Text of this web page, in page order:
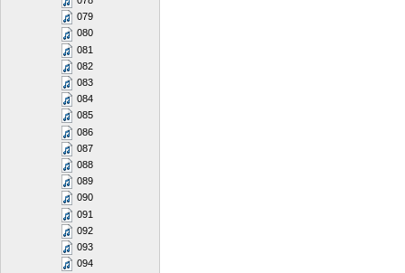
079
080
081
082
083
084
085
086
087
088
089
090
091
092
093
094